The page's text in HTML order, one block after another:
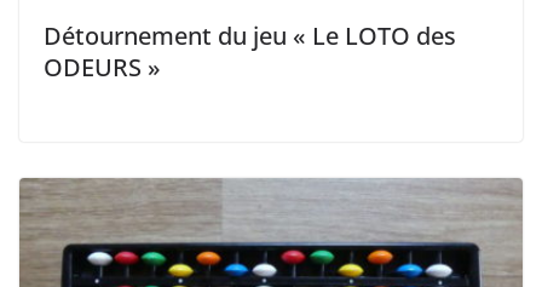
Détournement du jeu « Le LOTO des
ODEURS »